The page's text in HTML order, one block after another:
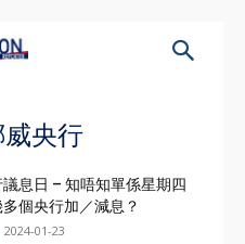
央行
息日 – 知唔知單係星期四
多個央行加／減息？
2024-01-23